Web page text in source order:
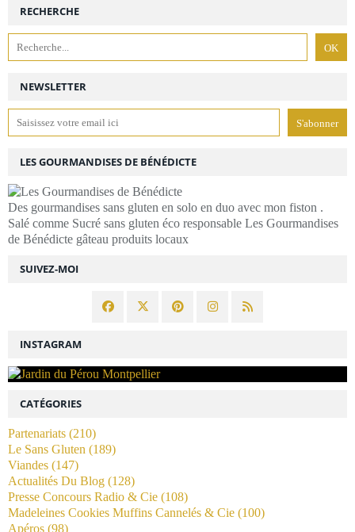
NEWSLETTER
SUIVEZ-MOI
RECHERCHE
LES GOURMANDISES DE BÉNÉDICTE
Des gourmandises sans gluten en solo en duo avec mon fiston .
Salé comme Sucré sans gluten éco responsable Les Gourmandises
de Bénédicte gâteau produits locaux
INSTAGRAM
CATÉGORIES
Partenariats (210)
Le Sans Gluten (189)
Viandes (147)
Actualités Du Blog (128)
Presse Concours Radio & Cie (108)
Madeleines Cookies Muffins Cannelés & Cie (100)
Apéros (98)